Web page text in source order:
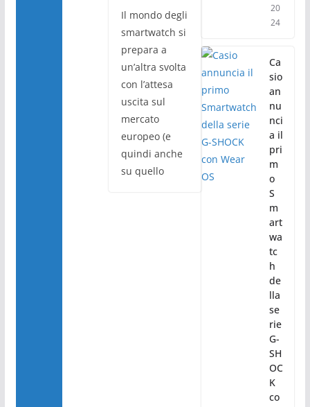
Il mondo degli
smartwatch si
prepara a
un’altra svolta
con l’attesa
uscita sul
mercato
europeo (e
quindi anche
su quello
20
24
Ca
sio
an
nu
nci
a il
pri
m
o
S
m
art
wa
tc
h
de
lla
se
rie
G-
SH
OC
K
co